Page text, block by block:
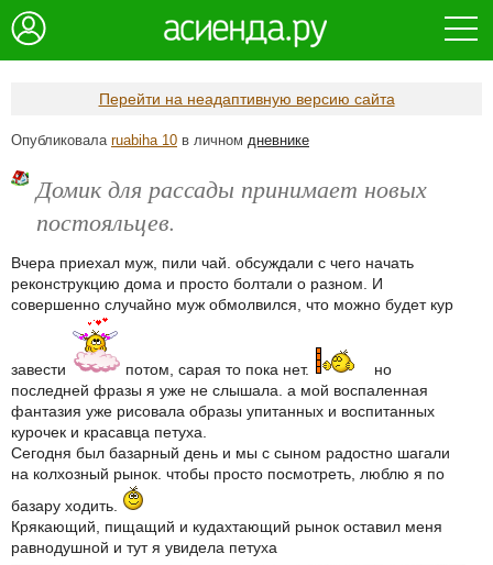
Перейти на неадаптивную версию сайта
Опубликовала ruabiha 10 в личном дневнике
Домик для рассады принимает новых
постояльцев.
Вчера приехал муж, пили чай. обсуждали с чего начать
реконструкцию дома и просто болтали о разном. И
совершенно случайно муж обмолвился, что можно будет кур
завести потом, сарая то пока нет.
но
последней фразы я уже не слышала. а мой воспаленная
фантазия уже рисовала образы упитанных и воспитанных
курочек и красавца петуха.
Сегодня был базарный день и мы с сыном радостно шагали
на колхозный рынок. чтобы просто посмотреть, люблю я по
базару ходить.
Крякающий, пищащий и кудахтающий рынок оставил меня
равнодушной и тут я увидела петуха